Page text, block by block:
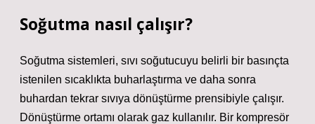
Soğutma nasıl çalışır?
Soğutma sistemleri, sıvı soğutucuyu belirli bir basınçta
istenilen sıcaklıkta buharlaştırma ve daha sonra
buhardan tekrar sıvıya dönüştürme prensibiyle çalışır.
Dönüştürme ortamı olarak gaz kullanılır. Bir kompresör